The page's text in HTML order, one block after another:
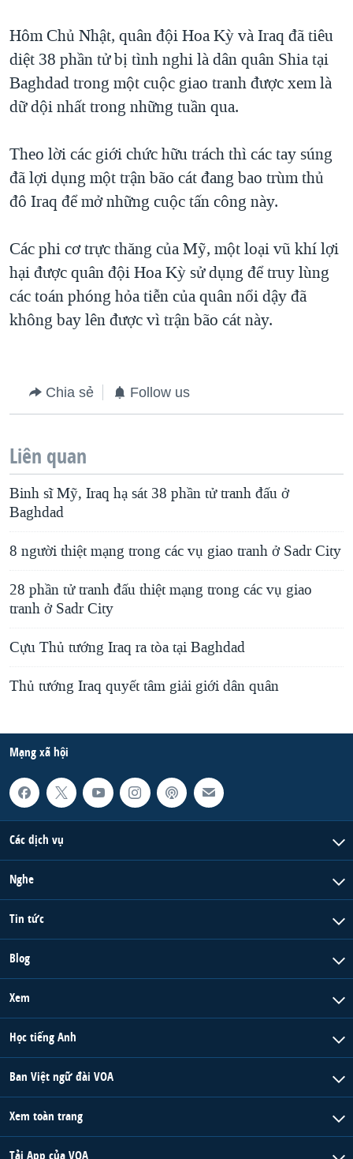
TRỊNH VĨNH BÌNH VS. CHÍNH PHỦ VIỆT NAM
NGƯ DÂN VIỆT VÀ LÀN SÓNG TRỘM HẢI SÂM
BÊN KIA QUỐC LỘ: TIẾNG VỌNG TỪ NÔNG THÔN MỸ
QUAN HỆ VIỆT MỸ
Hôm Chủ Nhật, quân đội Hoa Kỳ và Iraq đã tiêu
diệt 38 phần tử bị tình nghi là dân quân Shia tại
Baghdad trong một cuộc giao tranh được xem là
dữ dội nhất trong những tuần qua.
Theo lời các giới chức hữu trách thì các tay súng
đã lợi dụng một trận bão cát đang bao trùm thủ
đô Iraq để mở những cuộc tấn công này.
Các phi cơ trực thăng của Mỹ, một loại vũ khí lợi
hại được quân đội Hoa Kỳ sử dụng để truy lùng
các toán phóng hỏa tiễn của quân nổi dậy đã
không bay lên được vì trận bão cát này.
Chia sẻ Follow us
Liên quan
Binh sĩ Mỹ, Iraq hạ sát 38 phần tử tranh đấu ở
Baghdad
8 người thiệt mạng trong các vụ giao tranh ở Sadr City
28 phần tử tranh đấu thiệt mạng trong các vụ giao
tranh ở Sadr City
Cựu Thủ tướng Iraq ra tòa tại Baghdad
Thủ tướng Iraq quyết tâm giải giới dân quân
Mạng xã hội
Các dịch vụ
Nghe
Tin tức
Blog
Xem
Học tiếng Anh
Ban Việt ngữ đài VOA
Xem toàn trang